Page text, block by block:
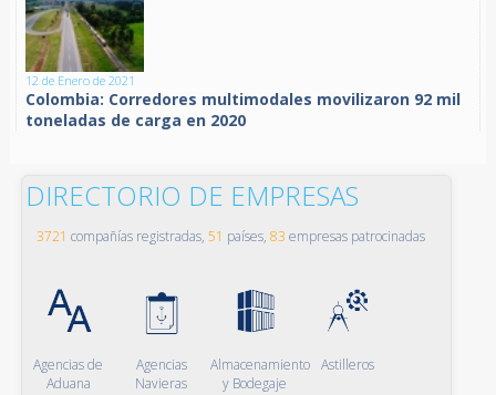
12 de Enero de 2021
Colombia: Corredores multimodales movilizaron 92 mil
toneladas de carga en 2020
DIRECTORIO DE EMPRESAS
3721 compañías registradas, 51 países, 83 empresas patrocinadas
Agencias de
Aduana
Agencias
Navieras
Almacenamiento
y Bodegaje
Astilleros